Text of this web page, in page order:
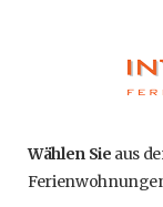
Wählen Sie aus